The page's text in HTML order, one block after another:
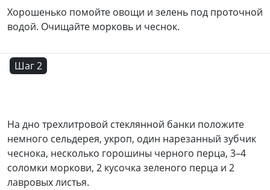
Хорошенько помойте овощи и зелень под проточной
водой. Очищайте морковь и чеснок.
Шаг 2
На дно трехлитровой стеклянной банки положите
немного сельдерея, укроп, один нарезанный зубчик
чеснока, несколько горошины черного перца, 3–4
соломки моркови, 2 кусочка зеленого перца и 2
лавровых листья.